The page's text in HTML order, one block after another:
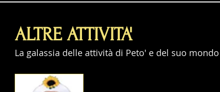
ALTRE ATTIVITA'
La galassia delle attività di Peto' e del suo mondo